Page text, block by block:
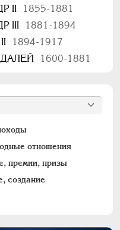
II
1855-1881
III
1881-1894
1894-1917
1600-1881
отношения
премии, призы
создание